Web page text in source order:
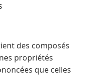
des composés
propriétés
que celles